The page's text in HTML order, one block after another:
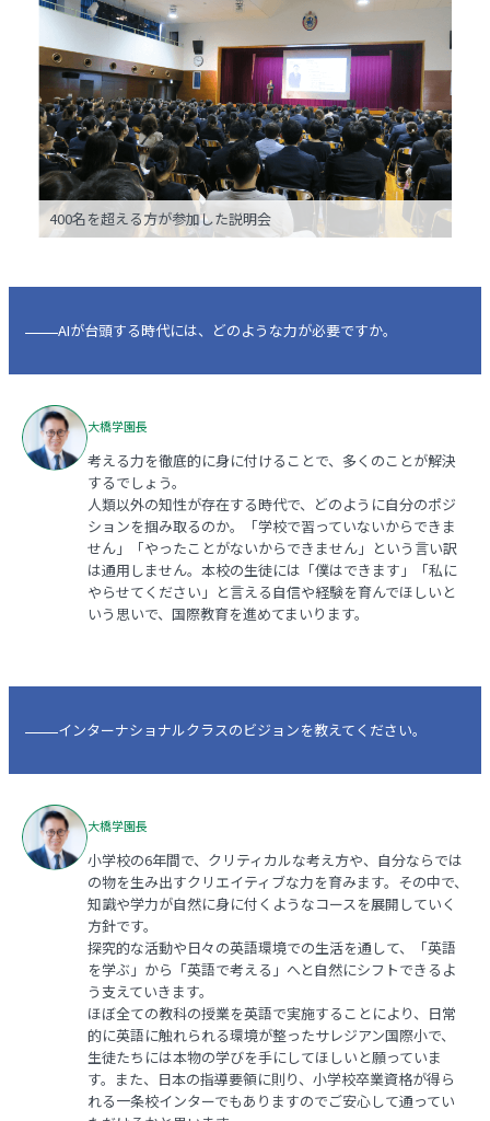
400名を超える方が参加した説明会
AIが台頭する時代には、どのような力が必要ですか。
大橋学園長
考える力を徹底的に身に付けることで、多くのことが解決
するでしょう。
人類以外の知性が存在する時代で、どのように自分のポジ
ションを掴み取るのか。「学校で習っていないからできま
せん」「やったことがないからできません」という言い訳
は通用しません。本校の生徒には「僕はできます」「私に
やらせてください」と言える自信や経験を育んでほしいと
いう思いで、国際教育を進めてまいります。
インターナショナルクラスのビジョンを教えてください。
大橋学園長
小学校の6年間で、クリティカルな考え方や、自分ならでは
の物を生み出すクリエイティブな力を育みます。その中で、
知識や学力が自然に身に付くようなコースを展開していく
方針です。
探究的な活動や日々の英語環境での生活を通して、「英語
を学ぶ」から「英語で考える」へと自然にシフトできるよ
う支えていきます。
ほぼ全ての教科の授業を英語で実施することにより、日常
的に英語に触れられる環境が整ったサレジアン国際小で、
生徒たちには本物の学びを手にしてほしいと願っていま
す。また、日本の指導要領に則り、小学校卒業資格が得ら
れる一条校インターでもありますのでご安心して通ってい